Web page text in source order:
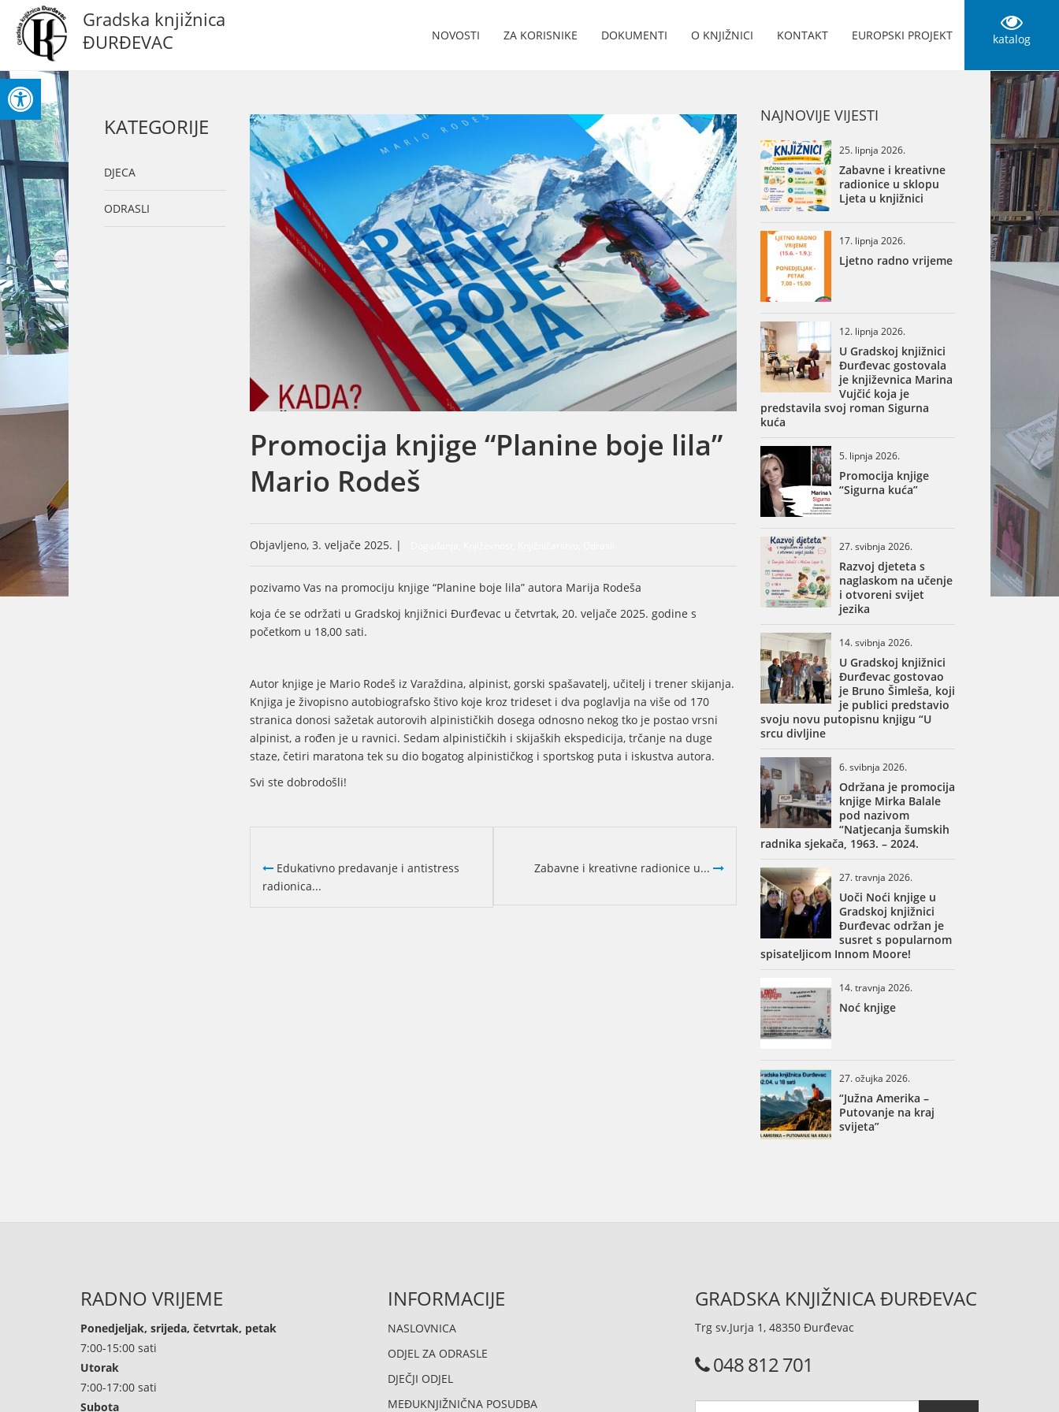
Open toolbar
Gradska knjižnica
ĐURĐEVAC
katalog
NOVOSTI ZA KORISNIKE DOKUMENTI O KNJIŽNICI KONTAKT EUROPSKI PROJEKT
KATEGORIJE
DJECA
ODRASLI
Promocija knjige “Planine boje lila”
Mario Rodeš
Objavljeno, 3. veljače 2025. |
pozivamo Vas na promociju knjige “Planine boje lila” autora Marija Rodeša
koja će se održati u Gradskoj knjižnici Đurđevac u četvrtak, 20. veljače 2025. godine s
početkom u 18,00 sati.
Autor knjige je Mario Rodeš iz Varaždina, alpinist, gorski spašavatelj, učitelj i trener skijanja.
Knjiga je živopisno autobiografsko štivo koje kroz trideset i dva poglavlja na više od 170
stranica donosi sažetak autorovih alpinističkih dosega odnosno nekog tko je postao vrsni
alpinist, a rođen je u ravnici. Sedam alpinističkih i skijaških ekspedicija, trčanje na duge
staze, četiri maratona tek su dio bogatog alpinističkog i sportskog puta i iskustva autora.
Svi ste dobrodošli!
Edukativno predavanje i antistress
radionica...
Zabavne i kreativne radionice u...
NAJNOVIJE VIJESTI
25. lipnja 2026.
Zabavne i kreativne
radionice u sklopu
Ljeta u knjižnici
17. lipnja 2026.
Ljetno radno vrijeme
12. lipnja 2026.
U Gradskoj knjižnici
Đurđevac gostovala
je književnica Marina
Vujčić koja je
predstavila svoj roman Sigurna
kuća
5. lipnja 2026.
Promocija knjige
“Sigurna kuća”
27. svibnja 2026.
Razvoj djeteta s
naglaskom na učenje
i otvoreni svijet
jezika
14. svibnja 2026.
U Gradskoj knjižnici
Đurđevac gostovao
je Bruno Šimleša, koji
je publici predstavio
svoju novu putopisnu knjigu “U
srcu divljine
6. svibnja 2026.
Održana je promocija
knjige Mirka Balale
pod nazivom
“Natjecanja šumskih
radnika sjekača, 1963. – 2024.
27. travnja 2026.
Uoči Noći knjige u
Gradskoj knjižnici
Đurđevac održan je
susret s popularnom
spisateljicom Innom Moore!
14. travnja 2026.
Noć knjige
27. ožujka 2026.
“Južna Amerika –
Putovanje na kraj
svijeta”
RADNO VRIJEME
Ponedjeljak, srijeda, četvrtak, petak
7:00-15:00 sati
Utorak
7:00-17:00 sati
Subota
INFORMACIJE
NASLOVNICA
ODJEL ZA ODRASLE
DJEČJI ODJEL
MEĐUKNJIŽNIČNA POSUDBA
GRADSKA KNJIŽNICA ĐURĐEVAC
Trg sv.Jurja 1, 48350 Đurđevac
048 812 701